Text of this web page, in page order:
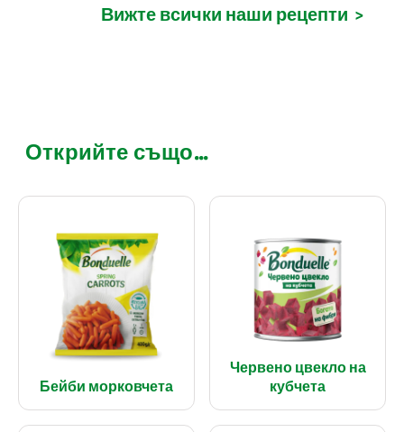
Вижте всички наши рецепти >
Открийте също...
Бейби морковчета
Червено цвекло на
кубчета